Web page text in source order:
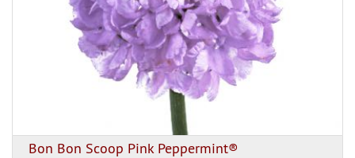
Bon Bon Scoop Pink Peppermint®